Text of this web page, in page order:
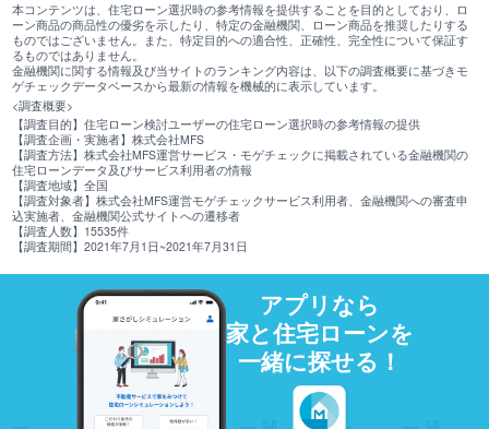
本コンテンツは、住宅ローン選択時の参考情報を提供することを目的としており、ロ
ーン商品の商品性の優劣を示したり、特定の金融機関、ローン商品を推奨したりする
ものではございません。また、特定目的への適合性、正確性、完全性について保証す
るものではありません。
金融機関に関する情報及び当サイトのランキング内容は、以下の調査概要に基づきモ
ゲチェックデータベースから最新の情報を機械的に表示しています。
<調査概要>
【調査目的】住宅ローン検討ユーザーの住宅ローン選択時の参考情報の提供
【調査企画・実施者】株式会社MFS
【調査方法】株式会社MFS運営サービス・モゲチェックに掲載されている金融機関の
住宅ローンデータ及びサービス利用者の情報
【調査地域】全国
【調査対象者】株式会社MFS運営モゲチェックサービス利用者、金融機関への審査申
込実施者、金融機関公式サイトへの遷移者
【調査人数】15535件
【調査期間】2021年7月1日~2021年7月31日
アプリなら
家と住宅ローンを
一緒に探せる！